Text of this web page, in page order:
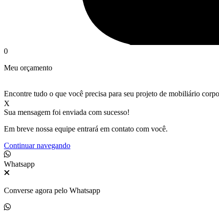
0
Meu orçamento
Encontre tudo o que você precisa para seu projeto de mobiliário
X
Sua mensagem foi enviada com sucesso!
Em breve nossa equipe entrará em contato com você.
Continuar navegando
Whatsapp
Converse agora pelo Whatsapp